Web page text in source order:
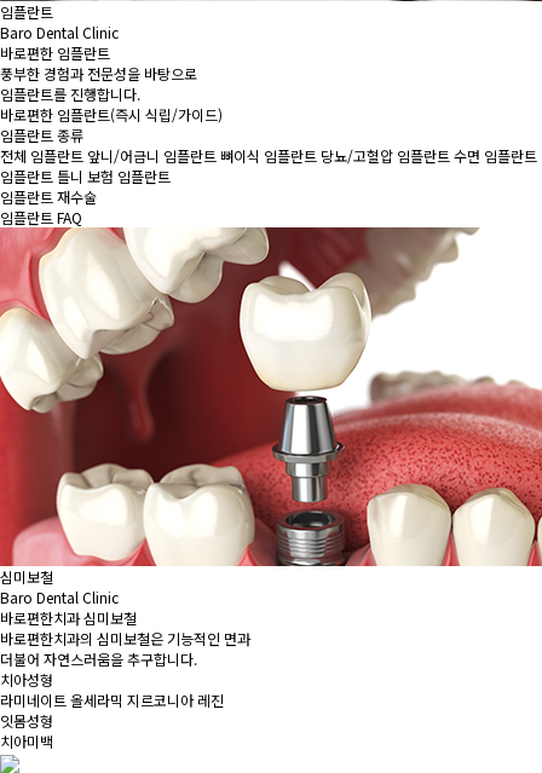
임플란트
Baro Dental Clinic
바로편한 임플란트
풍부한 경험과 전문성을 바탕으로
임플란트를 진행합니다.
바로편한 임플란트(즉시 식립/가이드)
임플란트 종류
전체 임플란트 앞니/어금니 임플란트 뼈이식 임플란트 당뇨/고혈압 임플란트수면 임플란트
임플란트 틀니 보험 임플란트
임플란트 재수술
임플란트 FAQ
심미보철
Baro Dental Clinic
바로편한치과 심미보철
바로편한치과의 심미보철은 기능적인 면과
더불어 자연스러움을 추구합니다.
치아성형
라미네이트올세라믹 지르코니아 레진
잇몸성형
치아미백